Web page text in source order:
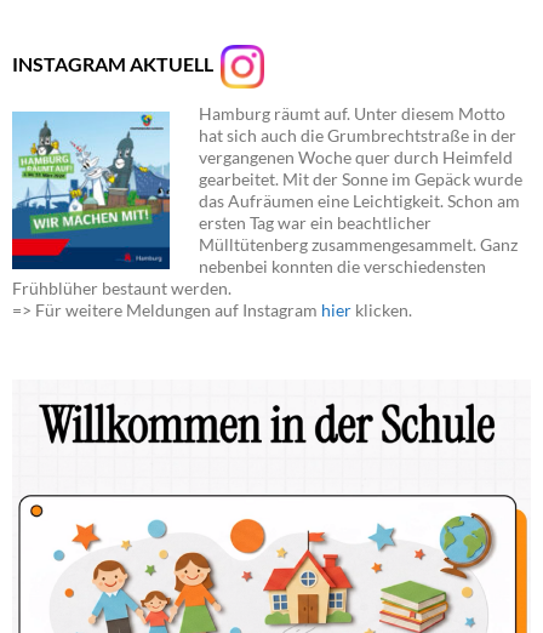
INSTAGRAM AKTUELL
Hamburg räumt auf. Unter diesem Motto
hat sich auch die Grumbrechtstraße in der
vergangenen Woche quer durch Heimfeld
gearbeitet. Mit der Sonne im Gepäck wurde
das Aufräumen eine Leichtigkeit. Schon am
ersten Tag war ein beachtlicher
Mülltütenberg zusammengesammelt. Ganz
nebenbei konnten die verschiedensten
Frühblüher bestaunt werden.
=> Für weitere Meldungen auf Instagram hier klicken.